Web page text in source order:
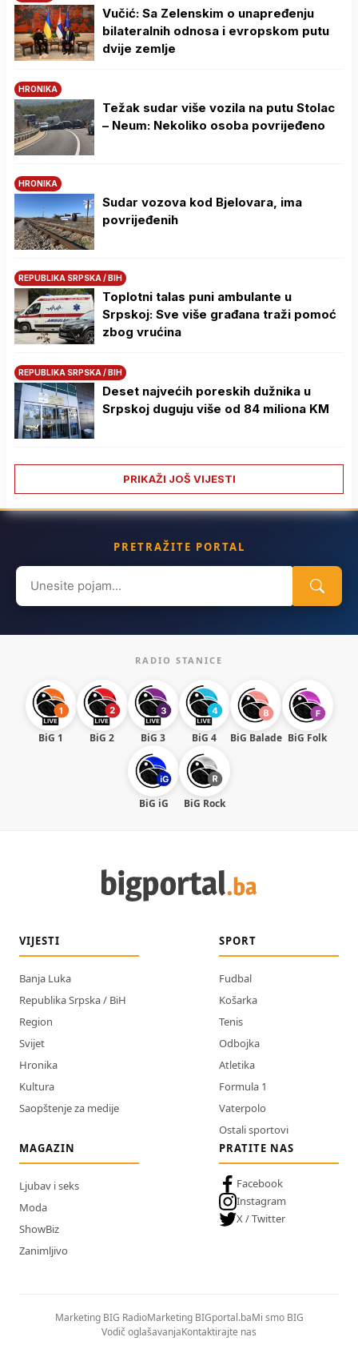
Vučić: Sa Zelenskim o unapređenju
bilateralnih odnosa i evropskom putu
dvije zemlje
HRONIKA
Težak sudar više vozila na putu Stolac
– Neum: Nekoliko osoba povrijeđeno
HRONIKA
Sudar vozova kod Bjelovara, ima
povrijeđenih
REPUBLIKA SRPSKA / BIH
Toplotni talas puni ambulante u
Srpskoj: Sve više građana traži pomoć
zbog vrućina
REPUBLIKA SRPSKA / BIH
Deset najvećih poreskih dužnika u
Srpskoj duguju više od 84 miliona KM
PRIKAŽI JOŠ VIJESTI
PRETRAŽITE PORTAL
Search
for:
RADIO STANICE
BiG 1 BiG 2 BiG 3 BiG 4 BiG Balade BiG Folk
BiG iG BiG Rock
VIJESTI
Banja Luka
Republika Srpska / BiH
Region
Svijet
Hronika
Kultura
Saopštenje za medije
SPORT
Fudbal
Košarka
Tenis
Odbojka
Atletika
Formula 1
Vaterpolo
Ostali sportovi
MAGAZIN
Ljubav i seks
Moda
ShowBiz
Zanimljivo
PRATITE NAS
Facebook
Instagram
X / Twitter
Marketing BIG RadioMarketing BIGportal.baMi smo BIG
Vodič oglašavanjaKontaktirajte nas